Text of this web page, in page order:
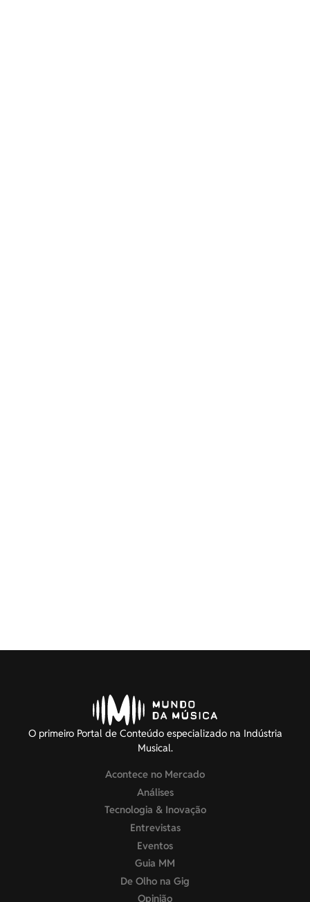
O primeiro Portal de Conteúdo especializado na Indústria
Musical.
Acontece no Mercado
Análises
Tecnologia & Inovação
Entrevistas
Eventos
Guia MM
De Olho na Gig
Opinião